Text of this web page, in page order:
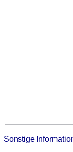
Sonstige